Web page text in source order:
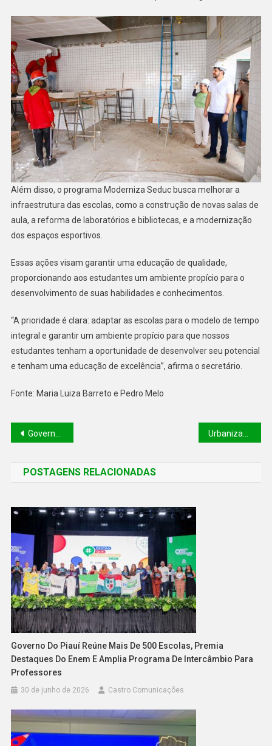
Além disso, o programa Moderniza Seduc busca melhorar a
infraestrutura das escolas, como a construção de novas salas de
aula, a reforma de laboratórios e bibliotecas, e a modernização
dos espaços esportivos.
Essas ações visam garantir uma educação de qualidade,
proporcionando aos estudantes um ambiente propício para o
desenvolvimento de suas habilidades e conhecimentos.
“A prioridade é clara: adaptar as escolas para o modelo de tempo
integral e garantir um ambiente propício para que nossos
estudantes tenham a oportunidade de desenvolver seu potencial
e tenham uma educação de excelência”, afirma o secretário.
Fonte: Maria Luiza Barreto e Pedro Melo
Governador participa da abertura da Mostra Piauí Sampa, em São Paulo, nesta terça (25) Urbanização do pátio de mercadorias do Terminal Pesqueiro de Luís Correia será entregue nos próximos meses
POSTAGENS RELACIONADAS
Governo Do Piauí Reúne Mais De 500 Escolas, Premia
Destaques Do Enem E Amplia Programa De Intercâmbio Para
Professores
30 de junho de 2026 Castro Comunicações